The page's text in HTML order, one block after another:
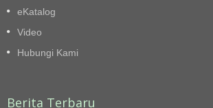
eKatalog
Video
Hubungi Kami
Berita Terbaru